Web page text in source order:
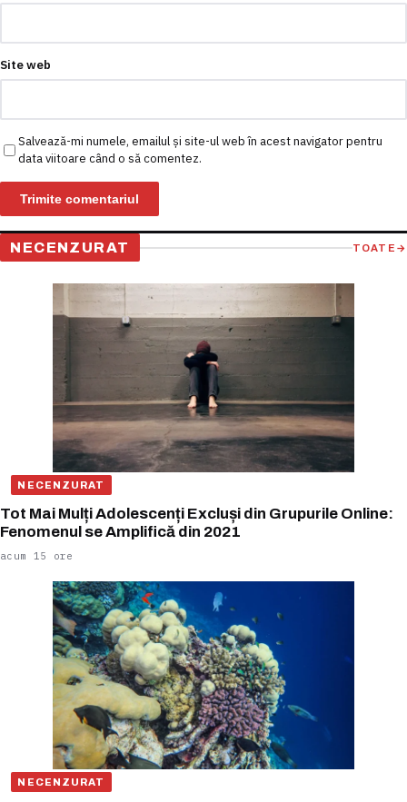
Site web
Salvează-mi numele, emailul și site-ul web în acest navigator pentru
data viitoare când o să comentez.
NECENZURAT TOATE →
NECENZURAT
Tot Mai Mulți Adolescenți Excluși din Grupurile Online:
Fenomenul se Amplifică din 2021
acum 15 ore
NECENZURAT